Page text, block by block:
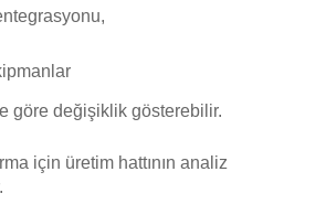
göre değişiklik gösterebilir.
için üretim hattının analiz